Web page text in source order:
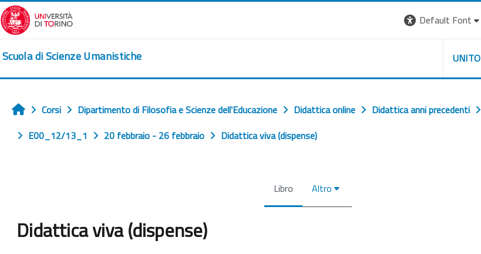
Vai al contenuto principale
Default Font
Scuola di Scienze Umanistiche UNITO
Home
Corsi Dipartimento di Filosofia e Scienze dell'Educazione Didattica online Didattica anni precedenti
E00_12/13_1
20 febbraio - 26 febbraio Didattica viva (dispense)
Libro Altro
Didattica viva (dispense)